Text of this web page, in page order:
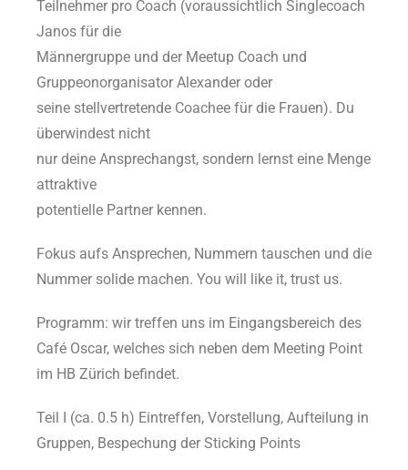
Teilnehmer pro Coach (voraussichtlich Singlecoach
Janos für die
Männergruppe und der Meetup Coach und
Gruppeonorganisator Alexander oder
seine stellvertretende Coachee für die Frauen). Du
überwindest nicht
nur deine Ansprechangst, sondern lernst eine Menge
attraktive
potentielle Partner kennen.
Fokus aufs Ansprechen, Nummern tauschen und die
Nummer solide machen. You will like it, trust us.
Programm: wir treffen uns im Eingangsbereich des
Café Oscar, welches sich neben dem Meeting Point
im HB Zürich befindet.
Teil I (ca. 0.5 h) Eintreffen, Vorstellung, Aufteilung in
Gruppen, Bespechung der Sticking Points